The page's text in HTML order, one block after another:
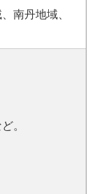
南丹地域、
。